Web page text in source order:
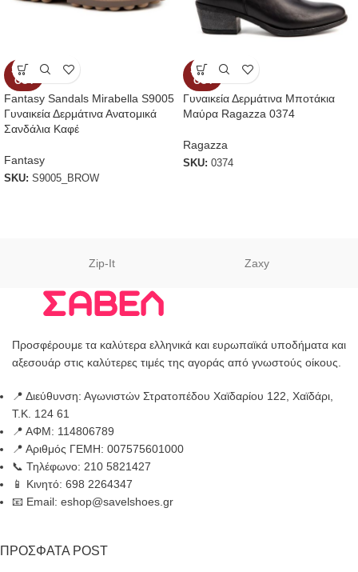
SOLD
OUT
Fantasy Sandals Mirabella S9005
Γυναικεία Δερμάτινα Ανατομικά
Σανδάλια Καφέ
Fantasy
SKU: S9005_BROW
SOLD
OUT
Γυναικεία Δερμάτινα Μποτάκια
Μαύρα Ragazza 0374
Ragazza
SKU: 0374
Zip-It Zaxy
Προσφέρουμε τα καλύτερα ελληνικά και ευρωπαϊκά υποδήματα και
αξεσουάρ στις καλύτερες τιμές της αγοράς από γνωστούς οίκους.
📍 Διεύθυνση: Αγωνιστών Στρατοπέδου Χαϊδαρίου 122, Χαϊδάρι,
Τ.Κ. 124 61
📍 ΑΦΜ: 114806789
📍 Αριθμός ΓΕΜΗ: 007575601000
📞 Τηλέφωνο: 210 5821427
📱 Κινητό: 698 2264347
📧 Email: eshop@savelshoes.gr
ΠΡΟΣΦΑΤΑ POST